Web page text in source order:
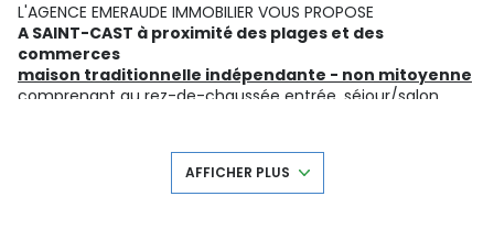
L'AGENCE EMERAUDE IMMOBILIER VOUS PROPOSE
A SAINT-CAST à proximité des plages et des
commerces
maison traditionnelle indépendante - non mitoyenne
comprenant au rez-de-chaussée entrée, séjour/salon,
Garage attenant à la maison avec douche de plage
Un second garage indépendant
Terrain constructible et piscinable de 662m2
AFFICHER PLUS